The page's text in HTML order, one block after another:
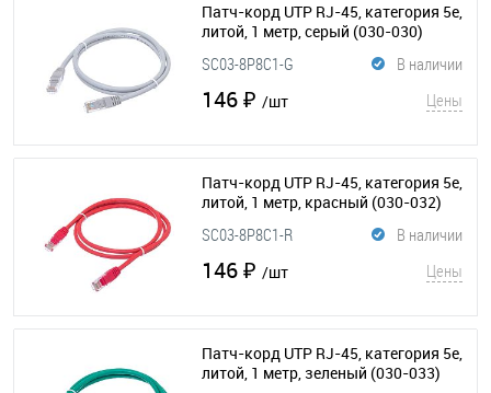
Патч-корд UTP RJ-45, категория 5e,
литой, 1 метр, серый (030-030)
В наличии
SC03-8P8C1-G
146 ₽ /шт Цены
Патч-корд UTP RJ-45, категория 5e,
литой, 1 метр, красный (030-032)
В наличии
SC03-8P8C1-R
146 ₽ /шт Цены
Патч-корд UTP RJ-45, категория 5e,
литой, 1 метр, зеленый (030-033)